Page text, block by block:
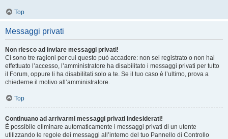
Top
Messaggi privati
Non riesco ad inviare messaggi privati!
Ci sono tre ragioni per cui questo può accadere: non sei registrato o non hai
effettuato l’accesso, l’amministratore ha disabilitato i messaggi privati per tutto
il Forum, oppure li ha disabilitati solo a te. Se il tuo caso è l’ultimo, prova a
chiederne il motivo all’amministratore.
Top
Continuano ad arrivarmi messaggi privati indesiderati!
È possibile eliminare automaticamente i messaggi privati ​​di un utente
utilizzando le regole dei messaggi all’interno del tuo Pannello di Controllo